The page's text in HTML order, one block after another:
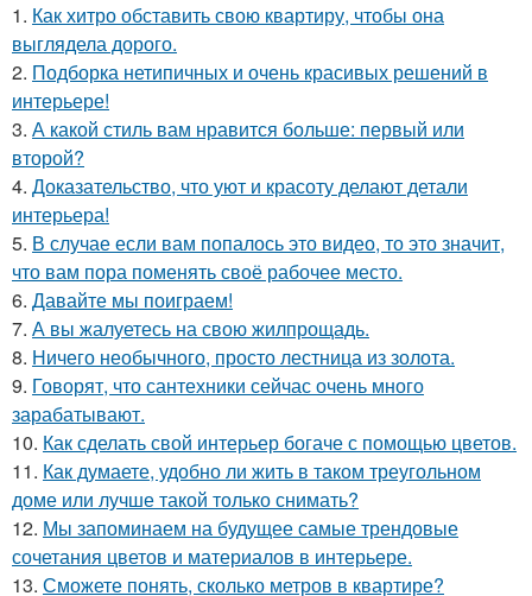
1. Как хитро обставить свою квартиру, чтобы она
выглядела дорого.
2. Подборка нетипичных и очень красивых решений в
интерьере!
3. А какой стиль вам нравится больше: первый или
второй?
4. Доказательство, что уют и красоту делают детали
интерьера!
5. В случае если вам попалось это видео, то это значит,
что вам пора поменять своё рабочее место.
6. Давайте мы поиграем!
7. А вы жалуетесь на свою жилпрощадь.
8. Ничего необычного, просто лестница из золота.
9. Говорят, что сантехники сейчас очень много
зарабатывают.
10. Как сделать свой интерьер богаче с помощью цветов.
11. Как думаете, удобно ли жить в таком треугольном
доме или лучше такой только снимать?
12. Мы запоминаем на будущее самые трендовые
сочетания цветов и материалов в интерьере.
13. Сможете понять, сколько метров в квартире?